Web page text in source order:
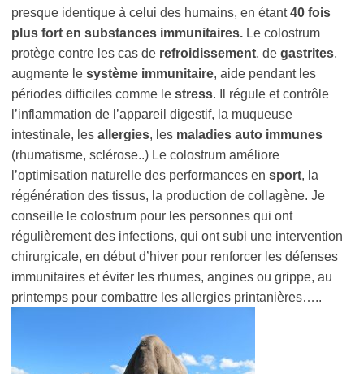
presque identique à celui des humains, en étant40 fois
plus fort en substances immunitaires. Le colostrum
protège contre les cas de refroidissement, de gastrites,
augmente le système immunitaire, aide pendant les
périodes difficiles comme le stress. Il régule et contrôle
l’inflammation de l’appareil digestif, la muqueuse
intestinale, les allergies, les maladies auto immunes
(rhumatisme, sclérose..) Le colostrum améliore
l’optimisation naturelle des performances en sport, la
régénération des tissus, la production de collagène. Je
conseille le colostrum pour les personnes qui ont
régulièrement des infections, qui ont subi une intervention
chirurgicale, en début d’hiver pour renforcer les défenses
immunitaires et éviter les rhumes, angines ou grippe, au
printemps pour combattre les allergies printanières…..